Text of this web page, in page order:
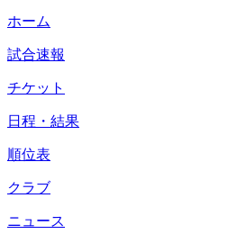
ホーム
試合速報
チケット
日程・結果
順位表
クラブ
ニュース